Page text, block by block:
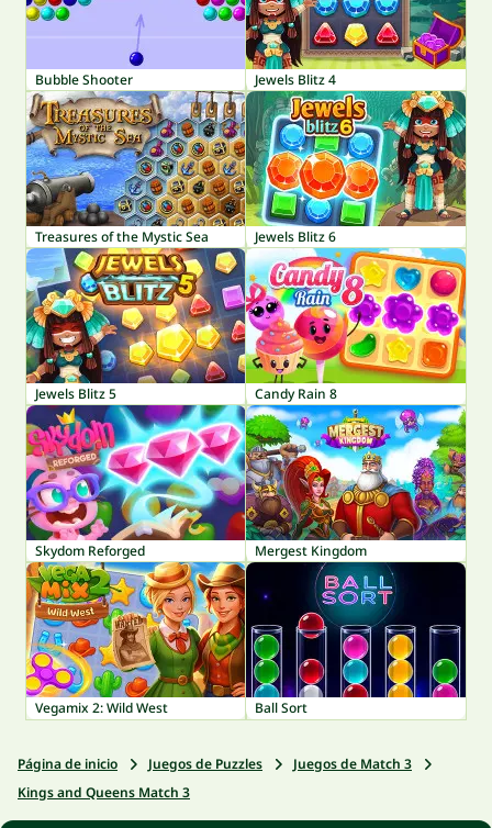
Bubble Shooter Jewels Blitz 4
Treasures of the Mystic Sea Jewels Blitz 6
Jewels Blitz 5 Candy Rain 8
Skydom Reforged Mergest Kingdom
Vegamix 2: Wild West Ball Sort
Página de inicio Juegos de Puzzles
Juegos de Match 3
Kings and Queens Match 3